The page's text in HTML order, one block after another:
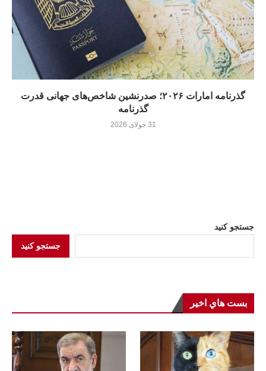
گذرنامه امارات ۲۰۲۶؛ صدرنشین شاخص‌های جهانی قدرت
گذرنامه
31 جولای 2026
جستجو کنید
جستجو کنید
بست هاي اخير